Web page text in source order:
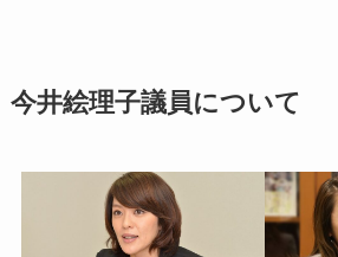
今井絵理子議員について